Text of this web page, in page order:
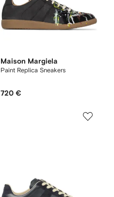
Maison Margiela
Paint Replica Sneakers
720 €